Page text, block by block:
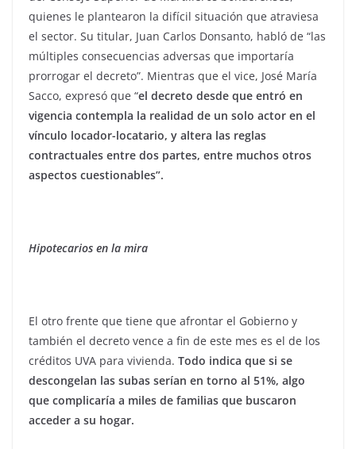
quienes le plantearon la difícil situación que atraviesa
el sector. Su titular, Juan Carlos Donsanto, habló de “las
múltiples consecuencias adversas que importaría
prorrogar el decreto”. Mientras que el vice, José María
Sacco, expresó que “el decreto desde que entró en
vigencia contempla la realidad de un solo actor en el
vínculo locador-locatario, y altera las reglas
contractuales entre dos partes, entre muchos otros
aspectos cuestionables”.
Hipotecarios en la mira
El otro frente que tiene que afrontar el Gobierno y
también el decreto vence a fin de este mes es el de los
créditos UVA para vivienda. Todo indica que si se
descongelan las subas serían en torno al 51%, algo
que complicaría a miles de familias que buscaron
acceder a su hogar.